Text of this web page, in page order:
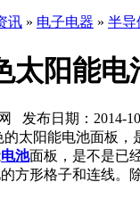
讯 » 电子电器 » 半导
太阳能
发布日期：2014-
太阳能电池面板，
电池面板，是不是已
方形格子和连线。